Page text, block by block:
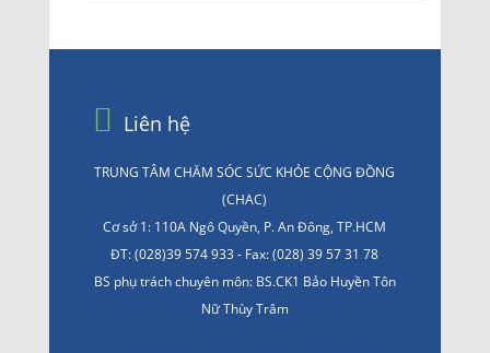
Liên hệ
TRUNG TÂM CHĂM SÓC SỨC KHỎE CỘNG ĐỒNG
(CHAC)
Cơ sở 1: 110A Ngô Quyền, P. An Đông, TP.HCM
ĐT: (028)39 574 933 - Fax: (028) 39 57 31 78
BS phụ trách chuyên môn: BS.CK1 Bảo Huyền Tôn
Nữ Thùy Trâm